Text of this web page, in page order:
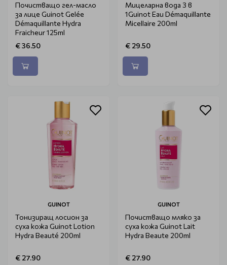
Почистващо гел-масло
за лице Guinot Gelée
Démaquillante Hydra
Fraicheur 125ml
€ 36.50
Мицеларна вода 3 в
1Guinot Eau Démaquillante
Micellaire 200ml
€ 29.50
GUINOT
Тонизиращ лосион за
суха кожа Guinot Lotion
Hydra Beauté 200ml
€ 27.90
GUINOT
Почистващо мляко за
суха кожа Guinot Lait
Hydra Beaute 200ml
€ 27.90